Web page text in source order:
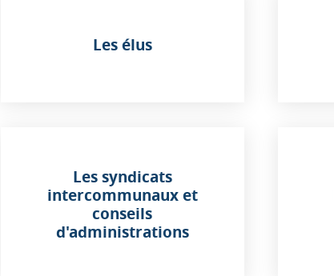
Les élus
Les syndicats
intercommunaux et
conseils
d'administrations